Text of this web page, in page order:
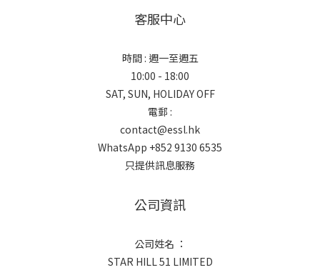
客服中心
時間 : 週一至週五
10:00 - 18:00
SAT, SUN, HOLIDAY OFF
電郵 :
contact@essl.hk
WhatsApp +852 9130 6535
只提供訊息服務
公司資訊
公司姓名 ：
STAR HILL 51 LIMITED